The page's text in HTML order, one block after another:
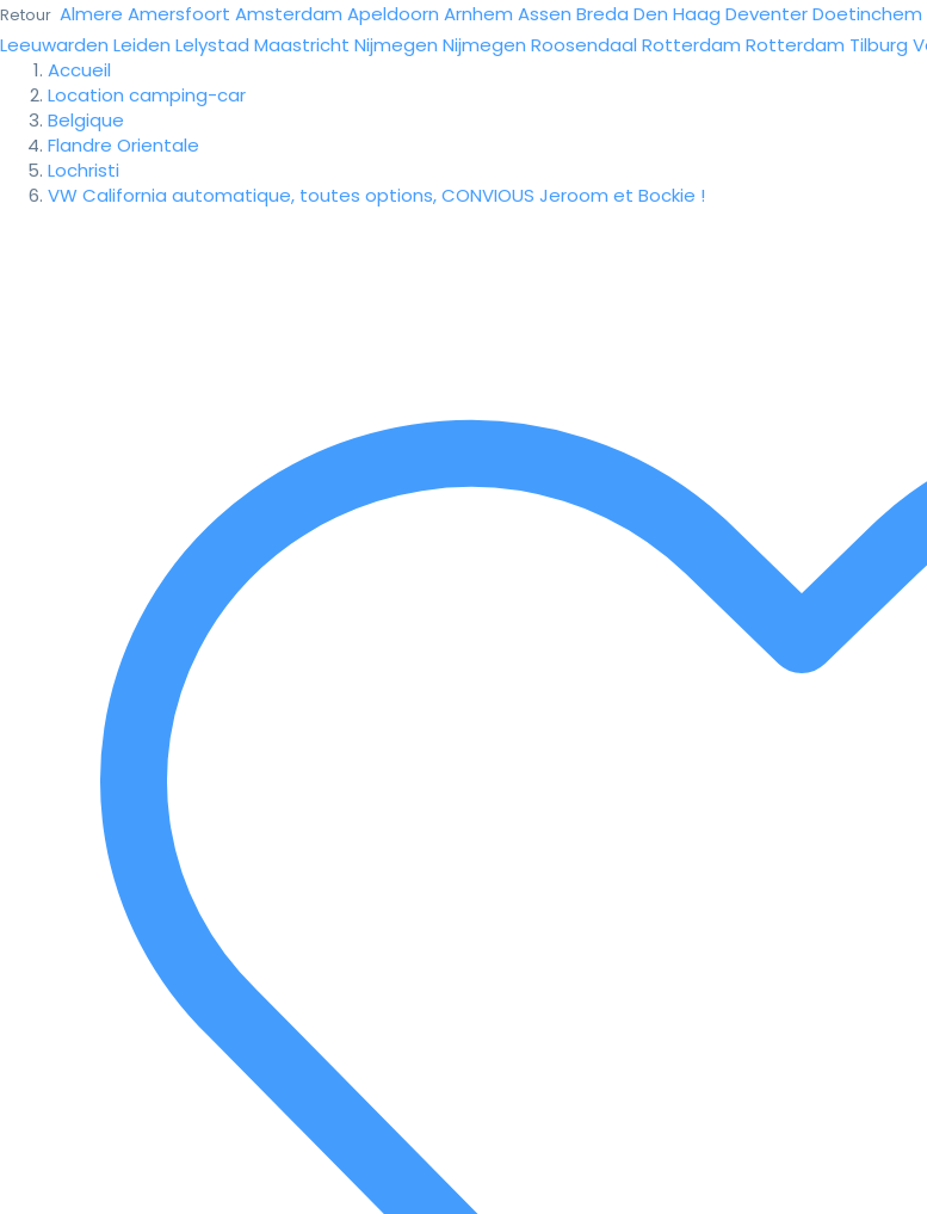
Retour Almere Amersfoort Amsterdam Apeldoorn Arnhem Assen Breda Den Haag DeventerDoetinchem
Leeuwarden Leiden Lelystad Maastricht Nijmegen Nijmegen Roosendaal Rotterdam Rotterdam Tilburg
Accueil
Location camping-car
Belgique
Flandre Orientale
Lochristi
VW California automatique, toutes options, CONVIOUS Jeroom et Bockie !